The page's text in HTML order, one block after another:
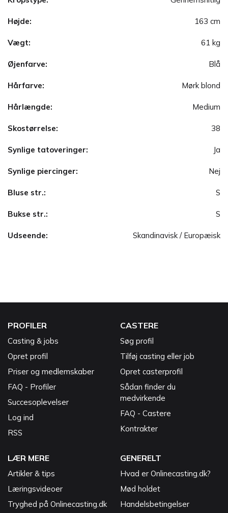
Højde: 163 cm
Vægt: 61 kg
Øjenfarve: Blå
Hårfarve: Mørk blond
Hårlængde: Medium
Skostørrelse: 38
Synlige tatoveringer: Ja
Synlige piercinger: Nej
Bluse str.: S
Bukse str.: S
Udseende: Skandinavisk / Europæisk
PROFILER
Casting & jobs
Opret profil
Priser og medlemskaber
FAQ - Profiler
Succesoplevelser
Log ind
RSS
CASTERE
Søg profil
Tilføj casting eller job
Opret casterprofil
Sådan finder du
medvirkende
FAQ - Castere
Kontrakter
LÆR MERE
Artikler & tips
Læringsvideoer
Tryghed på Onlinecasting.dk
GENERELT
Hvad er Onlinecasting.dk?
Mød holdet
Handelsbetingelser